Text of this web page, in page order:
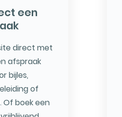
een
direct met
afspraak
bijles,
of
Of boek een